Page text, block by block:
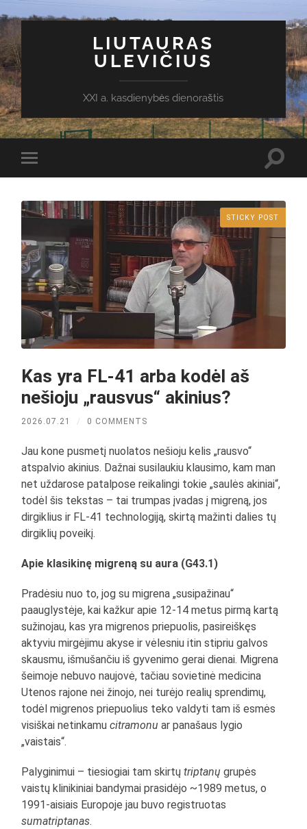
LIUTAURAS
ULEVIČIUS
XXI a. kasdienybės dienoraštis
Toggle
mobile
STICKY POST
Kas yra FL-41 arba kodėl aš
nešioju „rausvus“ akinius?
2026.07.21 / 0 COMMENTS
Jau kone pusmetį nuolatos nešioju kelis „rausvo“
atspalvio akinius. Dažnai susilaukiu klausimo, kam man
net uždarose patalpose reikalingi tokie „saulės akiniai“,
todėl šis tekstas – tai trumpas įvadas į migreną, jos
dirgiklius ir FL-41 technologiją, skirtą mažinti dalies tų
dirgiklių poveikį.
Apie klasikinę migreną su aura (G43.1)
Pradėsiu nuo to, jog su migrena „susipažinau“
paauglystėje, kai kažkur apie 12-14 metus pirmą kartą
sužinojau, kas yra migrenos priepuolis, pasireiškęs
aktyviu mirgėjimu akyse ir vėlesniu itin stipriu galvos
skausmu, išmušančiu iš gyvenimo gerai dienai. Migrena
šeimoje nebuvo naujovė, tačiau sovietinė medicina
Utenos rajone nei žinojo, nei turėjo realių sprendimų,
todėl migrenos priepuolius teko valdyti tam iš esmės
visiškai netinkamucitramonu ar panašaus lygio
„vaistais“.
Palyginimui – tiesiogiai tam skirtųtriptanų grupės
vaistų klinikiniai bandymai prasidėjo ~1989 metus, o
1991-aisiais Europoje jau buvo registruotas
sumatriptanas.